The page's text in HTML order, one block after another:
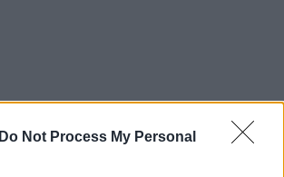
Do Not Process My Personal